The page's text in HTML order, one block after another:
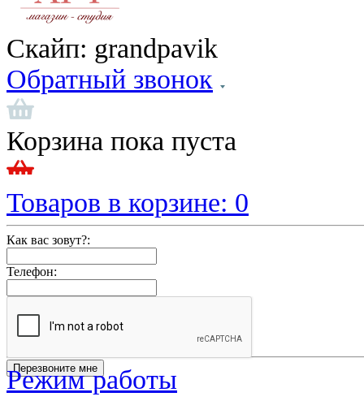
Скайп: grandpavik
Обратный звонок
Корзина пока пуста
Товаров в корзине: 0
Как вас зовут?:
Телефон:
Режим работы